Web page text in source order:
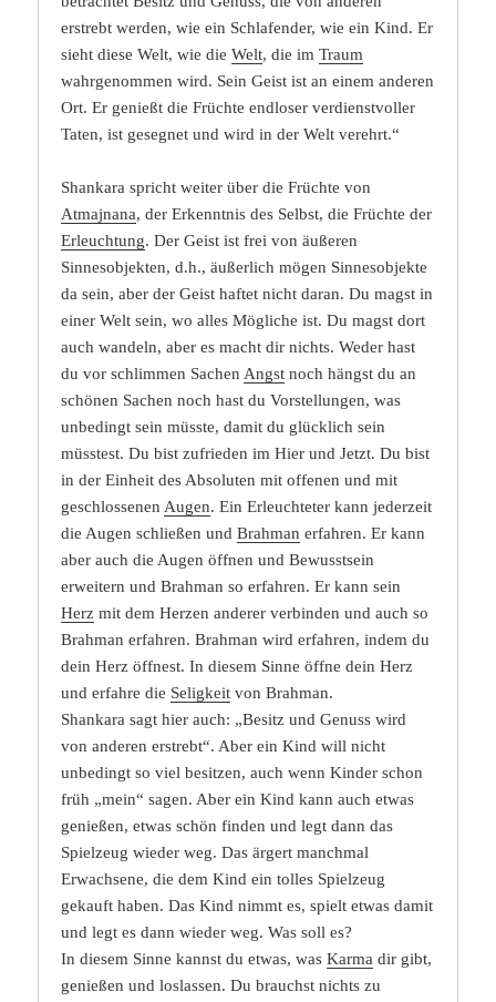
erstrebt werden, wie ein Schlafender, wie ein Kind. Er
sieht diese Welt, wie dieWelt, die imTraum
wahrgenommen wird. Sein Geist ist an einem anderen
Ort. Er genießt die Früchte endloser verdienstvoller
Taten, ist gesegnet und wird in der Welt verehrt.“
Shankara spricht weiter über die Früchte von
Atmajnana, der Erkenntnis des Selbst, die Früchte der
Erleuchtung. Der Geist ist frei von äußeren
Sinnesobjekten, d.h., äußerlich mögen Sinnesobjekte
da sein, aber der Geist haftet nicht daran. Du magst in
einer Welt sein, wo alles Mögliche ist. Du magst dort
auch wandeln, aber es macht dir nichts. Weder hast
du vor schlimmen SachenAngst noch hängst du an
schönen Sachen noch hast du Vorstellungen, was
unbedingt sein müsste, damit du glücklich sein
müsstest. Du bist zufrieden im Hier und Jetzt. Du bist
in der Einheit des Absoluten mit offenen und mit
geschlossenenAugen. Ein Erleuchteter kann jederzeit
die Augen schließen undBrahman erfahren. Er kann
aber auch die Augen öffnen und Bewusstsein
erweitern und Brahman so erfahren. Er kann sein
Herz mit dem Herzen anderer verbinden und auch so
Brahman erfahren. Brahman wird erfahren, indem du
dein Herz öffnest. In diesem Sinne öffne dein Herz
und erfahre die Seligkeit von Brahman.
Shankara sagt hier auch: „Besitz und Genuss wird
von anderen erstrebt“. Aber ein Kind will nicht
unbedingt so viel besitzen, auch wenn Kinder schon
früh „mein“ sagen. Aber ein Kind kann auch etwas
genießen, etwas schön finden und legt dann das
Spielzeug wieder weg. Das ärgert manchmal
Erwachsene, die dem Kind ein tolles Spielzeug
gekauft haben. Das Kind nimmt es, spielt etwas damit
und legt es dann wieder weg. Was soll es?
In diesem Sinne kannst du etwas, wasKarma dir gibt,
genießen und loslassen. Du brauchst nichts zu